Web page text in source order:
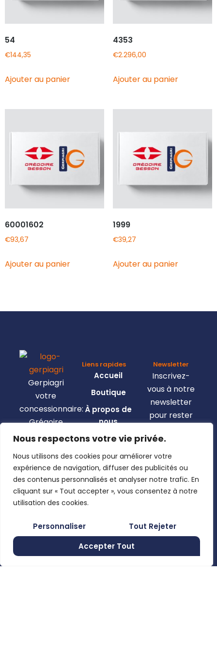
Nous respectons votre vie privée.
Nous utilisons des cookies pour améliorer votre
expérience de navigation, diffuser des publicités ou
des contenus personnalisés et analyser notre trafic. En
cliquant sur « Tout accepter », vous consentez à notre
utilisation des cookies.
Personnaliser
Tout Rejeter
Accepter Tout
54
€144,35
Ajouter au panier
4353
€2.296,00
Ajouter au panier
60001602
€93,67
Ajouter au panier
1999
€39,27
Ajouter au panier
Gerpiagri
votre
concessionnaire:
Grégoire
Besson,
Josking,
Wacker
Neuson,
Clemens, …
Moncheret
Gerpinnes,
Liens rapides
Accueil
Boutique
À propos de
nous
Nous
Mon compte
Pages légales
Mentions
confidentialité
Conditions
générales de
Newsletter
Inscrivez-
vous à notre
newsletter
pour rester
toutes les
nouveautés.
vous
stockage et